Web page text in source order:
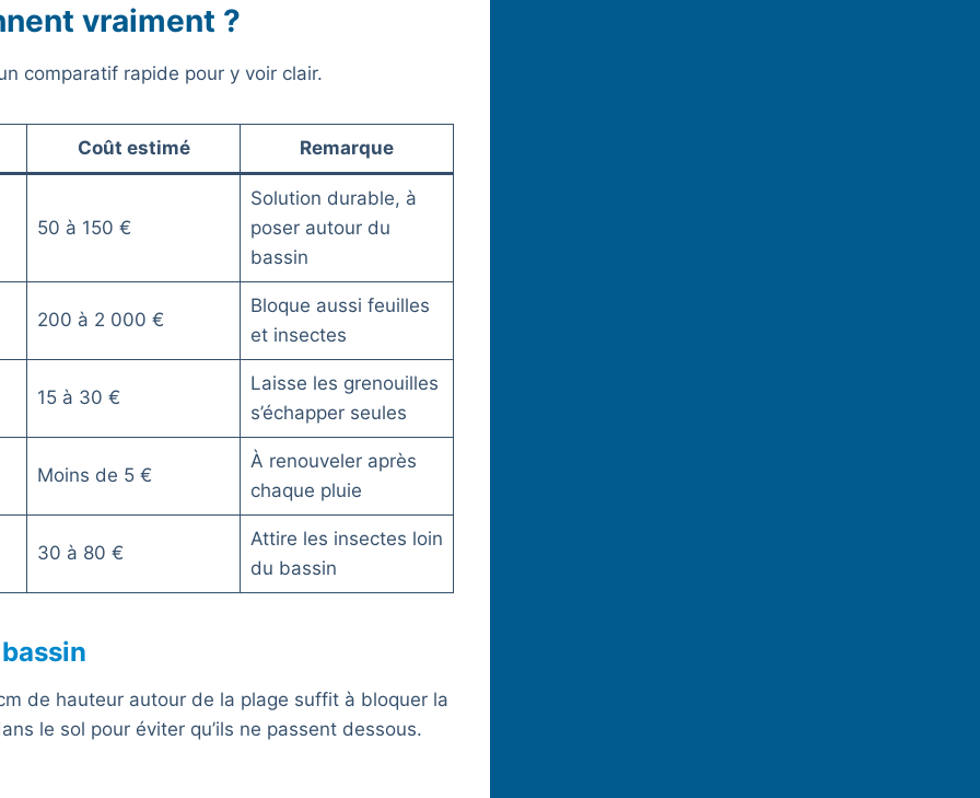
vraiment ?
comparatif rapide pour y voir clair.
Coût estimé Remarque
50 à 150 €
Solution durable, à
poser autour du
bassin
200 à 2 000 €
Bloque aussi feuilles
et insectes
15 à 30 €
Laisse les grenouilles
s’échapper seules
Moins de 5 €
À renouveler après
chaque pluie
30 à 80 €
Attire les insectes loin
du bassin
de hauteur autour de la plage suffit à bloquer la
le sol pour éviter qu’ils ne passent dessous.